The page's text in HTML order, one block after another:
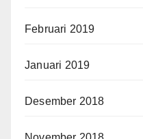
Februari 2019
Januari 2019
Desember 2018